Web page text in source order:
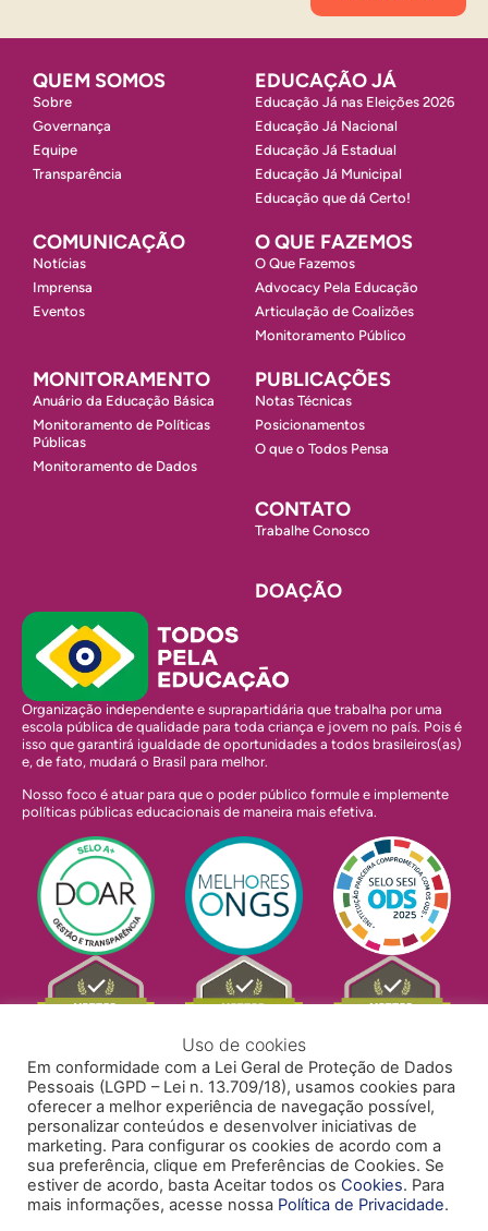
QUEM SOMOS
Sobre
Governança
Equipe
Transparência
EDUCAÇÃO JÁ
Educação Já nas Eleições 2026
Educação Já Nacional
Educação Já Estadual
Educação Já Municipal
Educação que dá Certo!
COMUNICAÇÃO
Notícias
Imprensa
Eventos
O QUE FAZEMOS
O Que Fazemos
Advocacy Pela Educação
Articulação de Coalizões
Monitoramento Público
MONITORAMENTO
Anuário da Educação Básica
Monitoramento de Políticas
Públicas
Monitoramento de Dados
PUBLICAÇÕES
Notas Técnicas
Posicionamentos
O que o Todos Pensa
CONTATO
Trabalhe Conosco
DOAÇÃO
Organização independente e suprapartidária que trabalha por uma
escola pública de qualidade para toda criança e jovem no país. Pois é
isso que garantirá igualdade de oportunidades a todos brasileiros(as)
e, de fato, mudará o Brasil para melhor.
Nosso foco é atuar para que o poder público formule e implemente
políticas públicas educacionais de maneira mais efetiva.
POLÍTICA DE PRIVACIDADE
Uso de cookies
Em conformidade com a Lei Geral de Proteção de Dados
Pessoais (LGPD – Lei n. 13.709/18), usamos cookies para
oferecer a melhor experiência de navegação possível,
personalizar conteúdos e desenvolver iniciativas de
marketing. Para configurar os cookies de acordo com a
sua preferência, clique em Preferências de Cookies. Se
estiver de acordo, basta Aceitar todos os Cookies. Para
mais informações, acesse nossa Política de Privacidade.